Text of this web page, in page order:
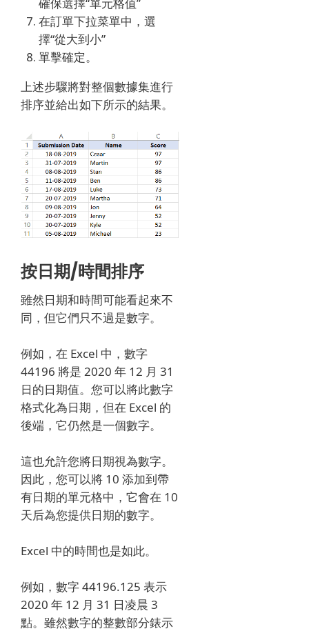
在訂單下拉菜單中，選
擇“從大到小”
單擊確定。
上述步驟將對整個數據集進行
排序並給出如下所示的結果。
按日期/時間排序
雖然日期和時間可能看起來不
同，但它們只不過是數字。
例如，在 Excel 中，數字
44196 將是 2020 年 12 月 31
日的日期值。您可以將此數字
格式化為日期，但在 Excel 的
後端，它仍然是一個數字。
這也允許您將日期視為數字。
因此，您可以將 10 添加到帶
有日期的單元格中，它會在 10
天后為您提供日期的數字。
Excel 中的時間也是如此。
例如，數字 44196.125 表示
2020 年 12 月 31 日凌晨 3
點。雖然數字的整數部分錶示